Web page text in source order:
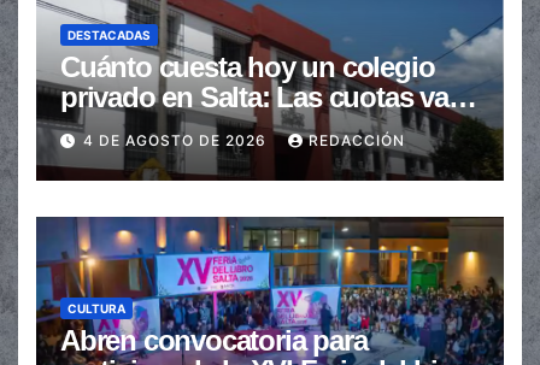
DESTACADAS
Cuánto cuesta hoy un colegio
privado en Salta: Las cuotas van
de $110.000 a más de $600.000
4 DE AGOSTO DE 2026 REDACCIÓN
CULTURA
Abren convocatoria para